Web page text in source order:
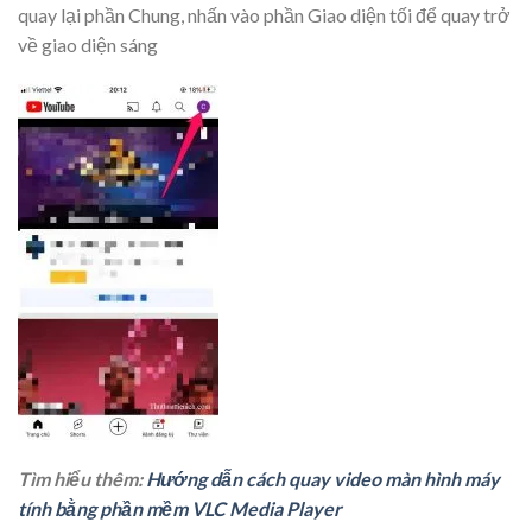
quay lại phần Chung, nhấn vào phần Giao diện tối để quay trở
về giao diện sáng
Tìm hiểu thêm:Hướng dẫn cách quay video màn hình máy
tính bằng phần mềm VLC Media Player